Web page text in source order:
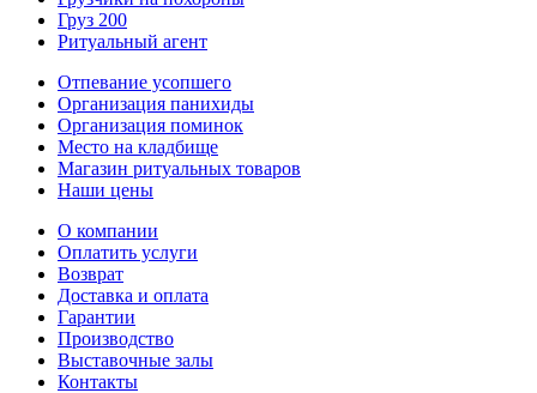
Груз 200
Ритуальный агент
Отпевание усопшего
Организация панихиды
Организация поминок
Место на кладбище
Магазин ритуальных товаров
Наши цены
О компании
Оплатить услуги
Возврат
Доставка и оплата
Гарантии
Производство
Выставочные залы
Контакты